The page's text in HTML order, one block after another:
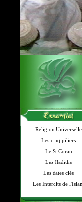
Religion Universelle
Les cinq piliers
Le St Coran
Les Hadiths
Les dates clés
Les Interdits de